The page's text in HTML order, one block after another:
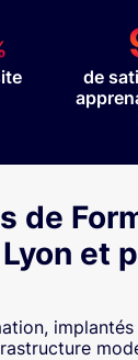
de
de
et
implantés